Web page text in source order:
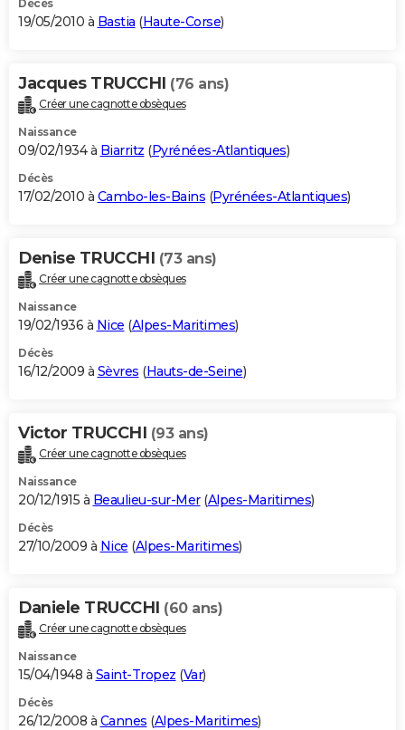
Décès
19/05/2010 à Bastia (Haute-Corse)
Jacques TRUCCHI (76 ans)
Créer une cagnotte obsèques
Naissance
09/02/1934 à Biarritz (Pyrénées-Atlantiques)
Décès
17/02/2010 à Cambo-les-Bains (Pyrénées-Atlantiques)
Denise TRUCCHI (73 ans)
Créer une cagnotte obsèques
Naissance
19/02/1936 à Nice (Alpes-Maritimes)
Décès
16/12/2009 à Sèvres (Hauts-de-Seine)
Victor TRUCCHI (93 ans)
Créer une cagnotte obsèques
Naissance
20/12/1915 à Beaulieu-sur-Mer(Alpes-Maritimes)
Décès
27/10/2009 à Nice (Alpes-Maritimes)
Daniele TRUCCHI (60 ans)
Créer une cagnotte obsèques
Naissance
15/04/1948 à Saint-Tropez (Var)
Décès
26/12/2008 à Cannes (Alpes-Maritimes)